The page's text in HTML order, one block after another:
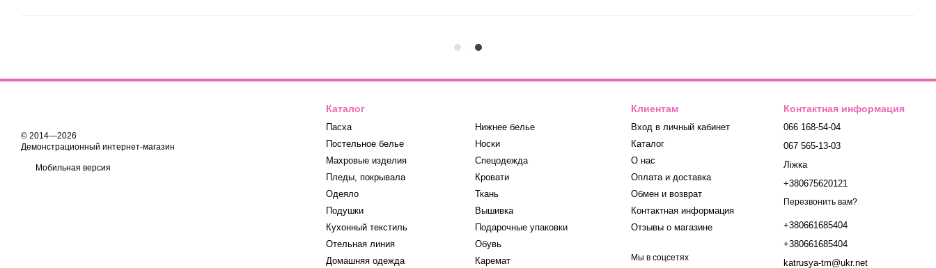
© 2014—2026
Демонстрационный интернет-магазин
Мобильная версия
Каталог
Пасха
Постельное белье
Махровые изделия
Пледы, покрывала
Одеяло
Подушки
Кухонный текстиль
Отельная линия
Домашняя одежда
Нижнее белье
Носки
Спецодежда
Кровати
Ткань
Вышивка
Подарочные упаковки
Обувь
Каремат
Клиентам
Вход в личный кабинет
Каталог
О нас
Оплата и доставка
Обмен и возврат
Контактная информация
Отзывы о магазине
Мы в соцсетях
Контактная информация
066 168-54-04
067 565-13-03
Ліжка
+380675620121
Перезвонить вам?
+380661685404
+380661685404
katrusya-tm@ukr.net